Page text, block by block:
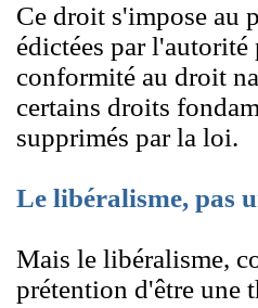
Ce droit s'impose au
édictées par
conformité au droit
certains droits
supprimés par la loi.
Le libéralisme, pas
Mais le libéralisme,
prétention d'être une